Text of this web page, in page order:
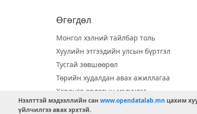
Өгөгдөл
Монгол хэлний тайлбар толь
Хуулийн этгээдийн улсын бүртгэл
Тусгай зөвшөөрөл
Төрийн худалдан авах ажиллагаа
Хөрөнгө орлогын мэдүүлэг
Орон нутгийн хөгжлийн сан
Нээлттэй мэдээллийн сан www.opendatalab.mn цахим
үйлчилгээ авах эрхтэй.